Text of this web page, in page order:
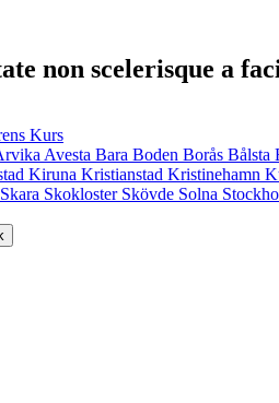
non scelerisque a
Kurs
Avesta Bara Boden Borås Bålsta
Kiruna Kristianstad Kristinehamn
Skara Skokloster Skövde Solna